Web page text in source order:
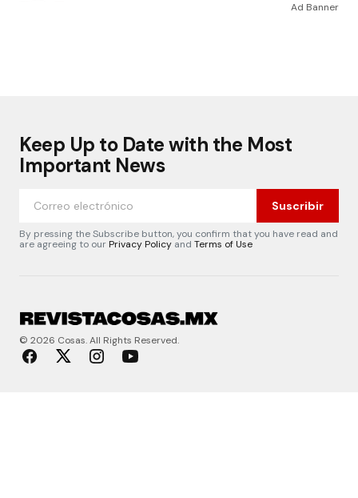
Ad Banner
Keep Up to Date with the Most
Important News
Suscribir
By pressing the Subscribe button, you confirm that you have read and
are agreeing to ourPrivacy Policy and Terms of Use
© 2026 Cosas. All Rights Reserved.